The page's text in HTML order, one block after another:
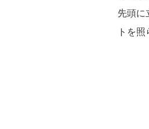
先頭に
トを